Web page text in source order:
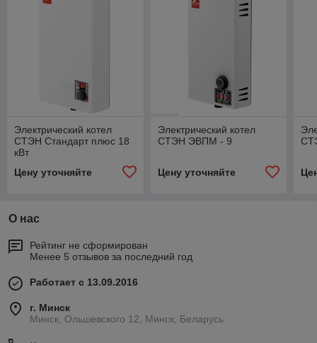
Электрический котел
СТЭН Стандарт плюс 18
кВт
Цену уточняйте
Электрический котел
СТЭН ЭВПМ - 9
Цену уточняйте
О нас
Рейтинг не сформирован
Менее 5 отзывов за последний год
Работает с 13.09.2016
г. Минск
Минск, Ольшевского 12, Минск, Беларусь